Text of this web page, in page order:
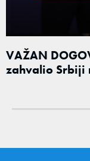
VAŽAN
zahvalio Srbiji